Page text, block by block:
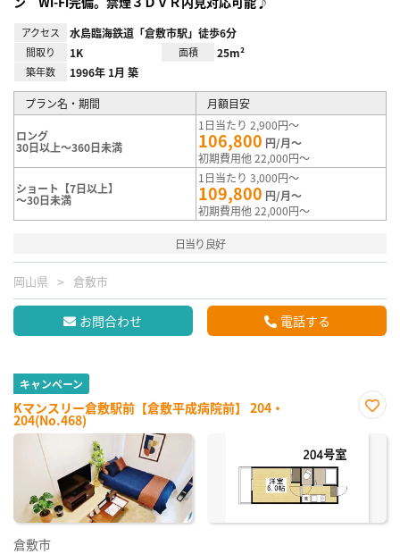
アクセス 水島臨海鉄道「倉敷市駅」徒歩6分
間取り 1K 面積 25m²
築年数 1996年 1月 築
プラン名・期間 月額目安
ロング
30日以上～360日未満
1日当たり 2,900円～
106,800 円/月～
初期費用他 22,000円～
ショート【7日以上】
～30日未満
1日当たり 3,000円～
109,800 円/月～
初期費用他 22,000円～
日当り良好
岡山県 倉敷市
お問合わせ 電話する
キャンペーン
Kマンスリー倉敷駅前【倉敷平成病院前】 204・
204(No.468)
に入
倉敷市